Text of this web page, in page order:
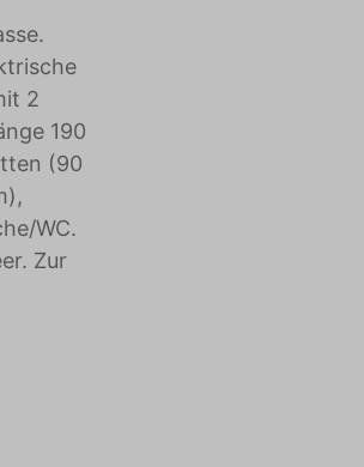
2
190
(90
WC.
Zur